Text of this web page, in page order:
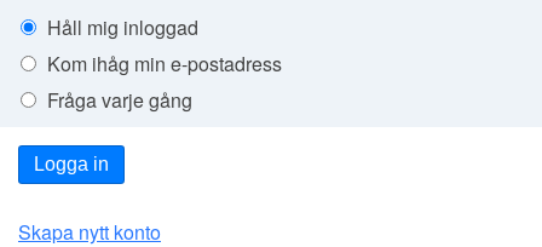
Håll mig inloggad
Kom ihåg min e-postadress
Fråga varje gång
Logga in
Skapa nytt konto